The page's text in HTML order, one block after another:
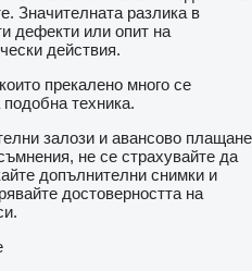
Значителната разлика в
дефекти или опит на
действия.
прекалено много се
техника.
залози и авансово плащане
не се страхувайте да
допълнителни снимки и
достоверността на